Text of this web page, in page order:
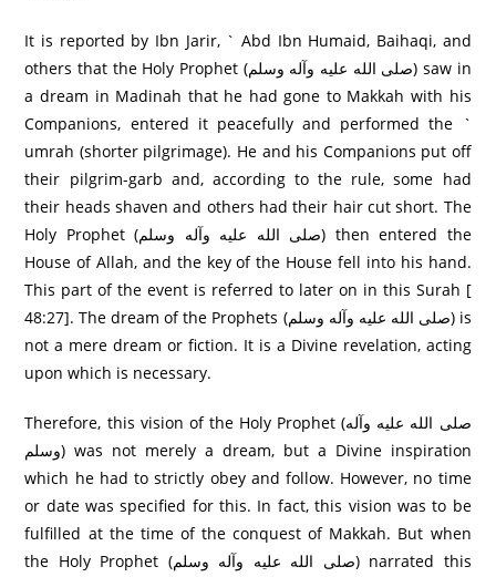
It is reported by Ibn Jarir, ` Abd Ibn Humaid, Baihaqi, and
others that the Holy Prophet (صلى الله عليه وآله وسلم) saw in
a dream in Madinah that he had gone to Makkah with his
Companions, entered it peacefully and performed the `
umrah (shorter pilgrimage). He and his Companions put off
their pilgrim-garb and, according to the rule, some had
their heads shaven and others had their hair cut short. The
Holy Prophet (صلى الله عليه وآله وسلم) then entered the
House of Allah, and the key of the House fell into his hand.
This part of the event is referred to later on in this Surah [
48:27]. The dream of the Prophets (صلى الله عليه وآله وسلم) is
not a mere dream or fiction. It is a Divine revelation, acting
upon which is necessary.
Therefore, this vision of the Holy Prophet (صلى الله عليه وآله
وسلم) was not merely a dream, but a Divine inspiration
which he had to strictly obey and follow. However, no time
or date was specified for this. In fact, this vision was to be
fulfilled at the time of the conquest of Makkah. But when
the Holy Prophet (صلى الله عليه وآله وسلم) narrated this